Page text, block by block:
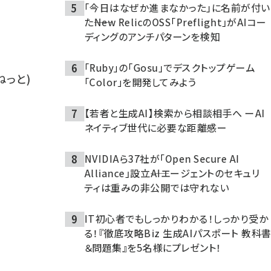
っと)
「今日はなぜか進まなかった」に名前が付い
た――New RelicのOSS「Preflight」がAIコー
ディングのアンチパターンを検知
「Ruby」の「Gosu」でデスクトップゲーム
「Color」を開発してみよう
【若者と生成AI】検索から相談相手へ ーAI
ネイティブ世代に必要な距離感ー
NVIDIAら37社が「Open Secure AI
Alliance」設立――AIエージェントのセキュリ
ティは重みの非公開では守れない
IT初心者でもしっかりわかる！しっかり受か
る！『徹底攻略Biz 生成AIパスポート 教科書
＆問題集』を5名様にプレゼント！